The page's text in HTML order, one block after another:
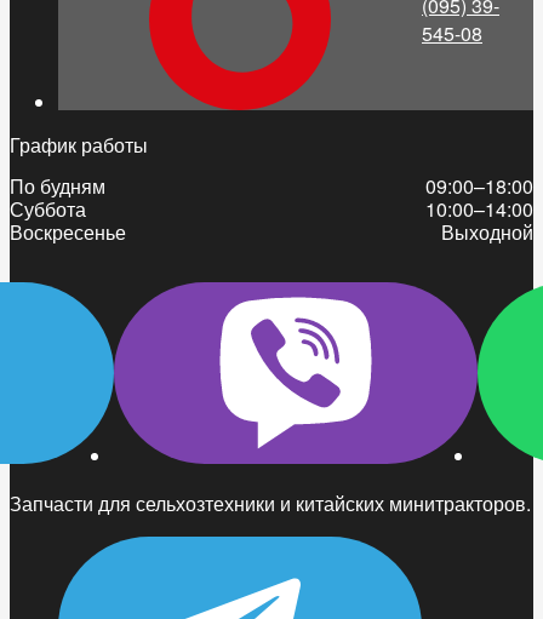
Запчасти для сельхозтехники и китайских минитракторов.
(095) 39-
545-08
График работы
По будням
09:00–18:00
Суббота
10:00–14:00
Воскресенье
Выходной